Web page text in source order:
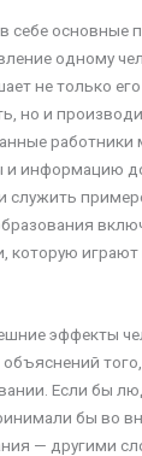
себе
одному
не только
но и
работники
и информацию
и служить
которую
эффекты
Если бы
бы во
— другими